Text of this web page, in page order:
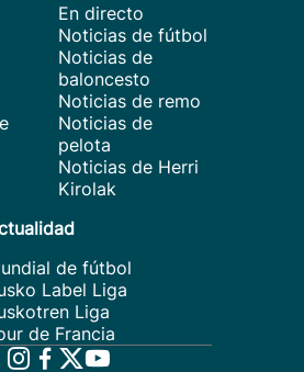
En directo
Noticias de fútbol
Noticias de
baloncesto
Noticias de remo
Noticias de
pelota
Noticias de Herri
Kirolak
de fútbol
Label Liga
Liga
de Francia